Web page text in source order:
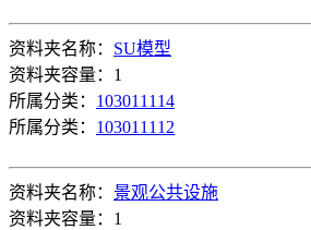
资料夹名称： SU模型
资料夹容量：1
所属分类： 103011114
所属分类： 103011112
资料夹名称： 景观公共设施
资料夹容量：1